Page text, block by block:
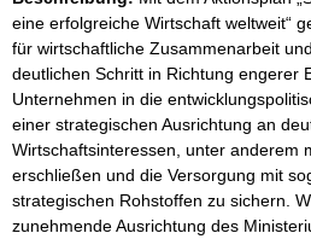
eine erfolgreiche Wirtschaft weltweit“
für wirtschaftliche Zusammenarbeit
deutlichen Schritt in Richtung engerer
Unternehmen in die
einer strategischen Ausrichtung an
Wirtschaftsinteressen, unter anderem
erschließen und die Versorgung mit
strategischen Rohstoffen zu sichern.
zunehmende Ausrichtung des